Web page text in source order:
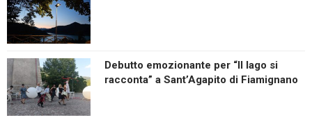
Debutto emozionante per “Il lago si
racconta” a Sant’Agapito di Fiamignano